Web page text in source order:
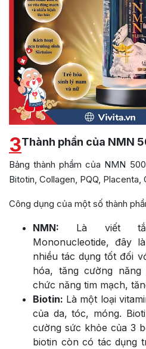
3Thành phần của NMN
Bảng thành phầm của NMN
Bitotin, Collagen, PQQ, Placenta,
Công dụng của một số thành
NMN: Là viết tắt
Mononucleotide, đây
nhiều tác dụng tốt đối
hóa, tăng cường
chức năng tim mạch,
Biotin: Là một loại
của da, tóc, móng.
cường sức khỏe của 3
biotin còn có tác dụng